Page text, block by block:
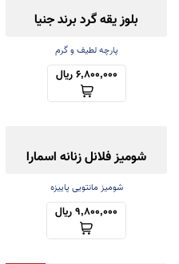
بلوز یقه گرد برند جنیا
پارچه لطیف و گرم
6,800,000 ریال
شومیز فلانل زنانه اسمارا
شومیز مانتویی پاییزه
9,800,000 ریال